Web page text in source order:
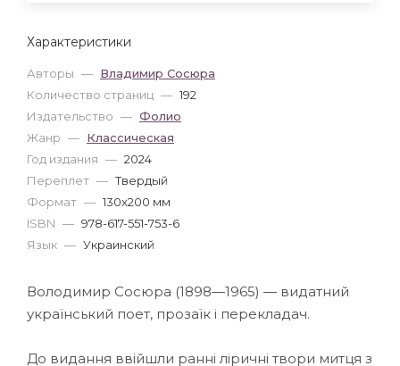
Характеристики
Авторы — Владимир Сосюра
Количество страниц — 192
Издательство — Фолио
Жанр — Классическая
Год издания — 2024
Переплет — Твердый
Формат — 130x200 мм
ISBN — 978-617-551-753-6
Язык — Украинский
Володимир Сосюра (1898—1965) — видатний
український поет, прозаїк і перекладач.
До видання ввійшли ранні ліричні твори митця з